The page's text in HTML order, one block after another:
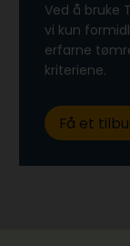
Ved å bruke
vi kun
erfarne
kriteriene.
Få et